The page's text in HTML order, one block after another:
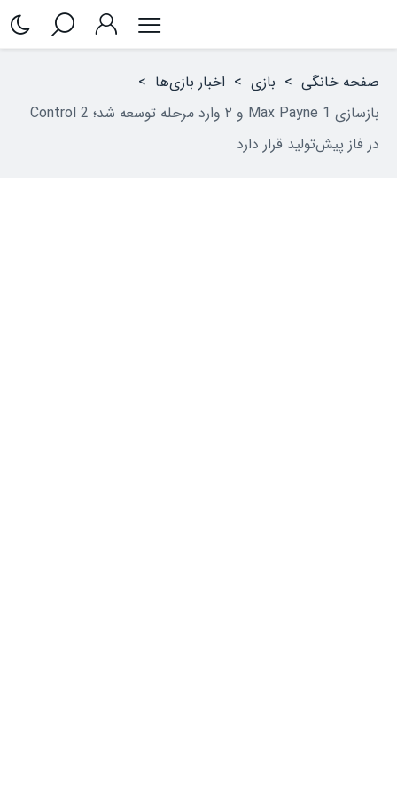
صفحه خانگی > بازی > اخبار بازی‌ها >
بازسازی Max Payne 1 و ۲ وارد مرحله توسعه شد؛ Control 2
در فاز پیش‌تولید قرار دارد